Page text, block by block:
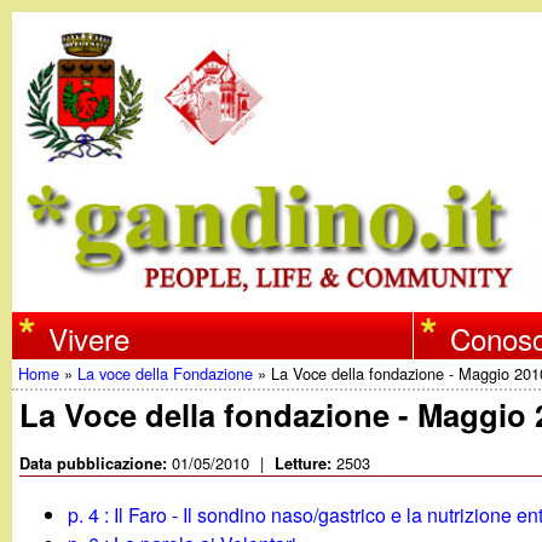
w
w
w
Vivere
Tu
sei
Home » La voce della Fondazione » La Voce della fondazione - Maggio
La Voce della fondazione - Maggio
Data pubblicazione:01/05/2010 | Letture:2503
p. 4 : Il Faro - Il sondino naso/gastrico e la nutrizione